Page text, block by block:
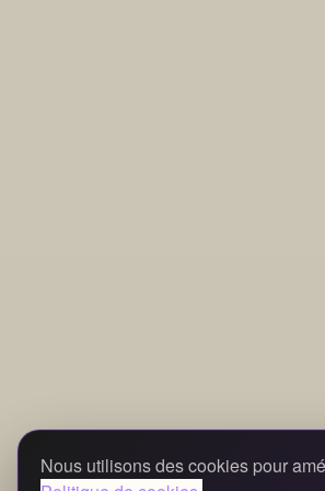
Nous utilisons des cookies pour